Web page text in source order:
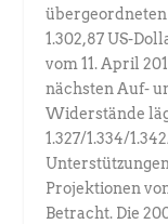
übergeordneten
1.302,87 US-
vom 11. April
nächsten Auf-
Widerstände
1.327/1.334/
Projektionen
Betracht. Die